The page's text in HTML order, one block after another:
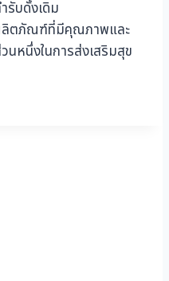
รับดั้งเดิม
ลิตภัณฑ์ที่มีคุณภาพและ
หนึ่งในการส่งเสริมสุข